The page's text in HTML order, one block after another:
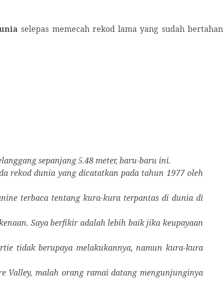
selepas memecah rekod lama yang sudah bertahan
sepanjang 5.48 meter, baru-baru ini.
rekod dunia yang dicatatkan pada tahun 1977 oleh
terbaca tentang kura-kura terpantas di dunia di
Saya berfikir adalah lebih baik jika keupayaan
tidak berupaya melakukannya, namun kura-kura
Valley, malah orang ramai datang mengunjungi­nya